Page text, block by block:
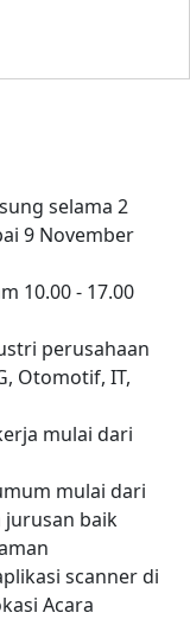
selama 2
9 November
10.00 - 17.00
perusahaan
Otomotif, IT,
mulai dari
mulai dari
jurusan baik
scanner di
Acara